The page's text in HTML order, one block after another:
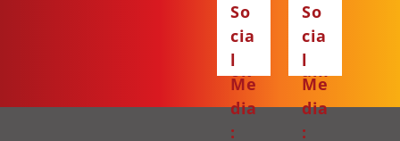
ce
bo
ok
ta
gr
am
So
cia
l
Me
dia
:
So
cia
l
Me
dia
: